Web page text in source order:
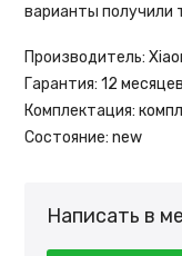
варианты получили
Производитель:
Гарантия: 12 месяцев
Комплектация:
Состояние: new
Написать в